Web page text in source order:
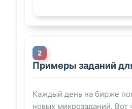
Примеры заданий
Каждый день на бирже
новых микрозаданий. Вот